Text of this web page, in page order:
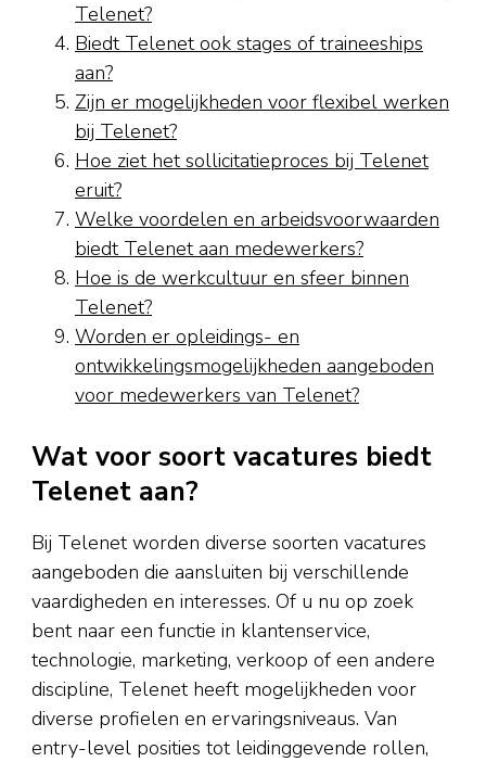
Telenet?
Biedt Telenet ook stages of traineeships
aan?
Zijn er mogelijkheden voor flexibel werken
bij Telenet?
Hoe ziet het sollicitatieproces bij Telenet
eruit?
Welke voordelen en arbeidsvoorwaarden
biedt Telenet aan medewerkers?
Hoe is de werkcultuur en sfeer binnen
Telenet?
Worden er opleidings- en
ontwikkelingsmogelijkheden aangeboden
voor medewerkers van Telenet?
Wat voor soort vacatures biedt
Telenet aan?
Bij Telenet worden diverse soorten vacatures
aangeboden die aansluiten bij verschillende
vaardigheden en interesses. Of u nu op zoek
bent naar een functie in klantenservice,
technologie, marketing, verkoop of een andere
discipline, Telenet heeft mogelijkheden voor
diverse profielen en ervaringsniveaus. Van
entry-level posities tot leidinggevende rollen,